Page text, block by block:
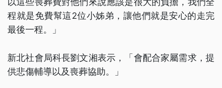
程就是免費幫這2位小姊弟，讓他們就是安心的走完
最後一程。」
新北社會局科長劉文湘表示，「會配合家屬需求，提
供悲傷輔導以及喪葬協助。」